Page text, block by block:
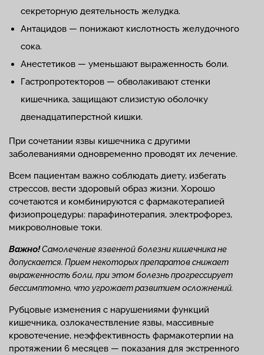
секреторную деятельность желудка.
Антацидов — понижают кислотность желудочного
сока.
Анестетиков — уменьшают выраженность боли.
Гастропротекторов — обволакивают стенки
кишечника, защищают слизистую оболочку
двенадцатиперстной кишки.
При сочетании язвы кишечника с другими
заболеваниями одновременно проводят их лечение.
Всем пациентам важно соблюдать диету, избегать
стрессов, вести здоровый образ жизни. Хорошо
сочетаются и комбинируются с фармакотерапией
физиопроцедуры: парафинотерапия, электрофорез,
микроволновые токи.
Важно!Самолечение язвенной болезни кишечника не
допускается. Прием некоторых препаратов снижает
выраженность боли, при этом болезнь прогрессирует
бессимптомно, что угрожает развитием осложнений.
Рубцовые изменения с нарушениями функций
кишечника, озлокачествление язвы, массивные
кровотечение, неэффективность фармакотерпии на
протяжении 6 месяцев — показания для экстренного